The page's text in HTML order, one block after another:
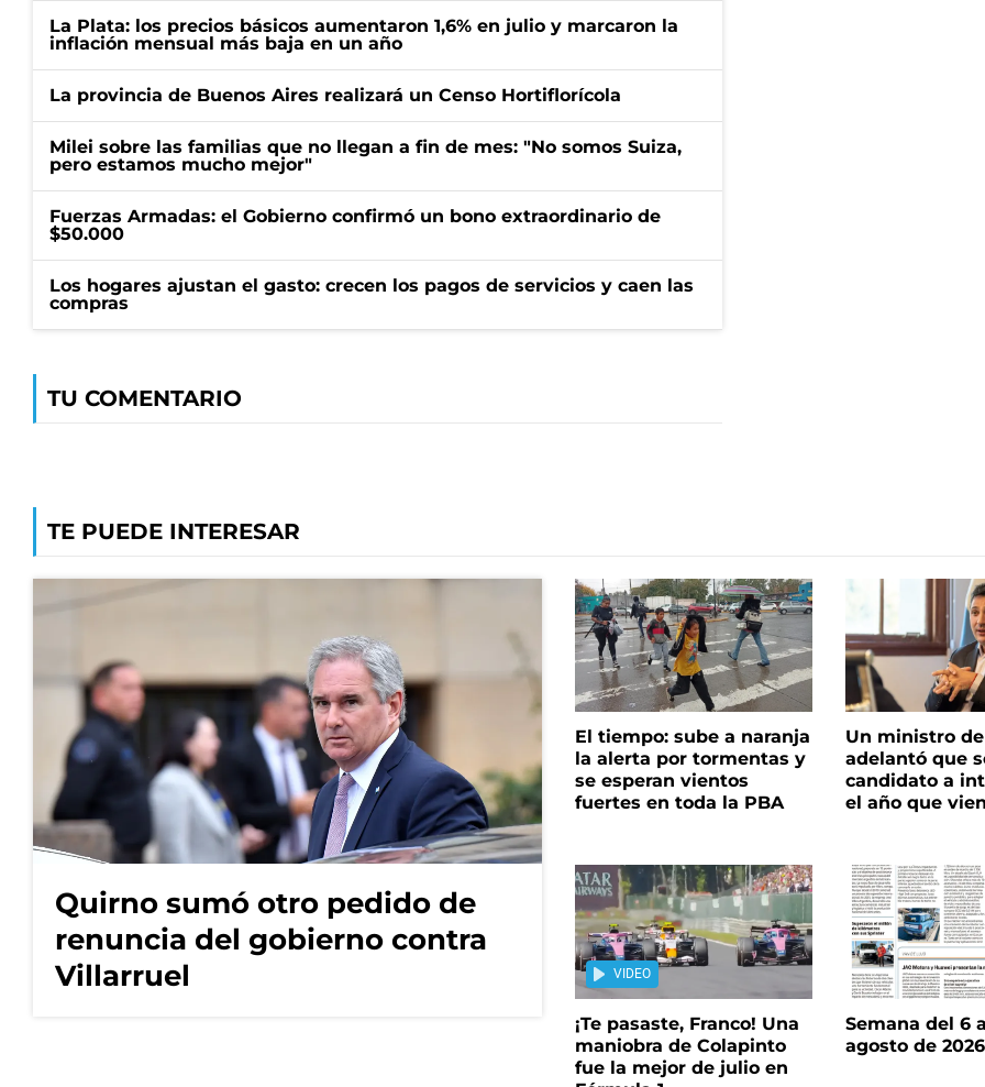
La Plata: los precios básicos aumentaron 1,6% en julio y marcaron la
inflación mensual más baja en un año
La provincia de Buenos Aires realizará un Censo Hortiflorícola
Milei sobre las familias que no llegan a fin de mes: "No somos Suiza,
pero estamos mucho mejor"
Fuerzas Armadas: el Gobierno confirmó un bono extraordinario de
$50.000
Los hogares ajustan el gasto: crecen los pagos de servicios y caen las
compras
TU COMENTARIO
TE PUEDE INTERESAR
Quirno sumó otro pedido de
renuncia del gobierno contra
Villarruel
El tiempo: sube a naranja
la alerta por tormentas y
se esperan vientos
fuertes en toda la PBA
Un ministro
adelantó que
candidato a
el año que
VIDEO
¡Te pasaste, Franco! Una
maniobra de Colapinto
fue la mejor de julio en
Semana del 6
agosto de 2026